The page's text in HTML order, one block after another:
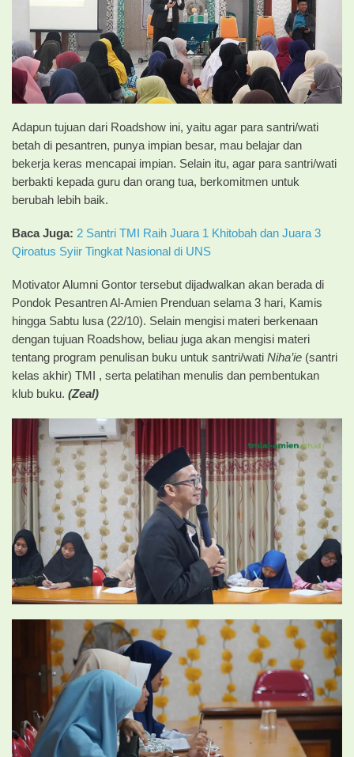
Adapun tujuan dari Roadshow ini, yaitu agar para santri/wati
betah di pesantren, punya impian besar, mau belajar dan
bekerja keras mencapai impian. Selain itu, agar para santri/wati
berbakti kepada guru dan orang tua, berkomitmen untuk
berubah lebih baik.
Baca Juga: 2 Santri TMI Raih Juara 1 Khitobah dan Juara 3
Qiroatus Syiir Tingkat Nasional di UNS
Motivator Alumni Gontor tersebut dijadwalkan akan berada di
Pondok Pesantren Al-Amien Prenduan selama 3 hari, Kamis
hingga Sabtu lusa (22/10). Selain mengisi materi berkenaan
dengan tujuan Roadshow, beliau juga akan mengisi materi
tentang program penulisan buku untuk santri/wati Niha’ie (santri
kelas akhir) TMI , serta pelatihan menulis dan pembentukan
klub buku. (Zeal)